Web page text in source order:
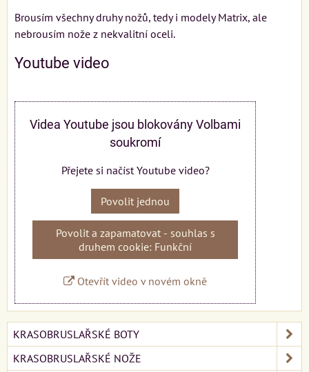
Brousím všechny druhy nožů, tedy i modely Matrix, ale
nebrousím nože z nekvalitní oceli.
Youtube video
Videa Youtube jsou blokovány Volbami
soukromí
Přejete si načíst Youtube video?
Povolit jednou
Povolit a zapamatovat - souhlas s
druhem cookie: Funkční
Otevřít video v novém okně
KRASOBRUSLAŘSKÉ BOTY
KRASOBRUSLAŘSKÉ NOŽE